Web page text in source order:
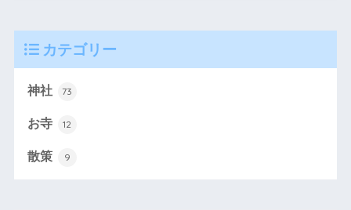
カテゴリー
神社 73
お寺 12
散策 9